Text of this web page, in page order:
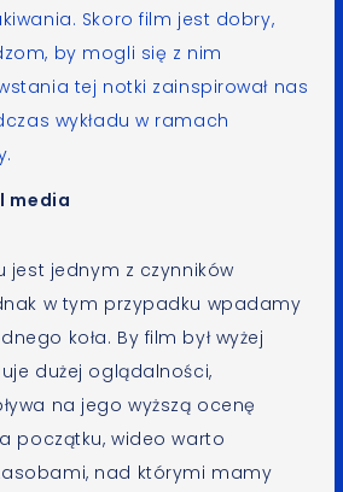
Skoro film jest dobry,
by mogli się z nim
tej notki zainspirował nas
wykładu w ramach
.
media
jest jednym z czynników
w tym przypadku wpadamy
koła. By film był wyżej
dużej oglądalności,
na jego wyższą ocenę
początku, wideo warto
nad którymi mamy